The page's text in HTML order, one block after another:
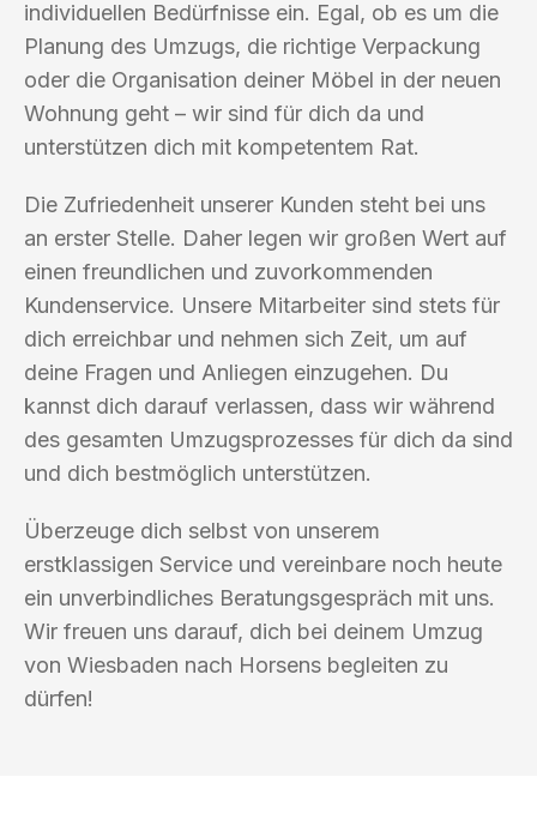
individuellen Bedürfnisse ein. Egal, ob es um die
Planung des Umzugs, die richtige Verpackung
oder die Organisation deiner Möbel in der neuen
Wohnung geht – wir sind für dich da und
unterstützen dich mit kompetentem Rat.
Die Zufriedenheit unserer Kunden steht bei uns
an erster Stelle. Daher legen wir großen Wert auf
einen freundlichen und zuvorkommenden
Kundenservice. Unsere Mitarbeiter sind stets für
dich erreichbar und nehmen sich Zeit, um auf
deine Fragen und Anliegen einzugehen. Du
kannst dich darauf verlassen, dass wir während
des gesamten Umzugsprozesses für dich da sind
und dich bestmöglich unterstützen.
Überzeuge dich selbst von unserem
erstklassigen Service und vereinbare noch heute
ein unverbindliches Beratungsgespräch mit uns.
Wir freuen uns darauf, dich bei deinem Umzug
von Wiesbaden nach Horsens begleiten zu
dürfen!